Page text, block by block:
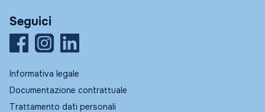
Seguici
Informativa legale
Documentazione contrattuale
Trattamento dati personali